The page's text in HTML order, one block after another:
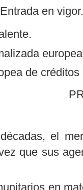
en
de
el
que sus
en